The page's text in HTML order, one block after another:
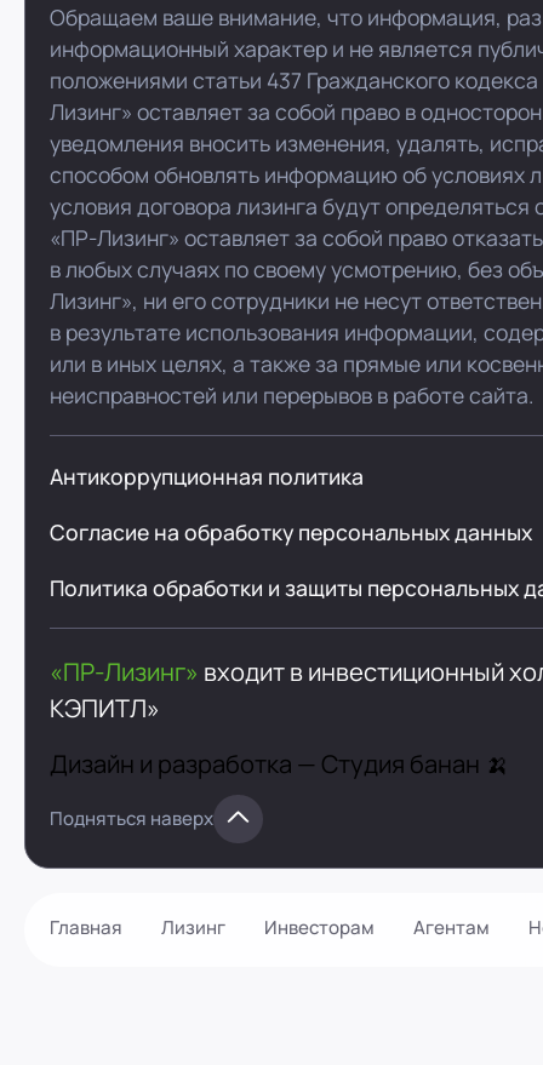
Главная Лизинг Инвесторам Агентам
Обращаем ваше внимание, что информация,
информационный характер и не является
положениями статьи 437 Гражданского
Лизинг» оставляет за собой право в
уведомления вносить изменения, удалять,
способом обновлять информацию об условиях
условия договора лизинга будут
«ПР-Лизинг» оставляет за собой право
в любых случаях по своему усмотрению, без
Лизинг», ни его сотрудники не несут
в результате использования информации,
или в иных целях, а также за прямые или
неисправностей или перерывов в работе сайта.
Антикоррупционная политика
Согласие на обработку персональных данных
Политика обработки и защиты персональных
«ПР-Лизинг» входит в инвестиционный
КЭПИТЛ»
Дизайн и разработка — Студия банан 🍌
Подняться наверх